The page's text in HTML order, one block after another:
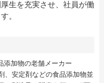
生を充実させ、社員が働
。
添加物の老舗メーカー
、安定剤などの食品添加物並